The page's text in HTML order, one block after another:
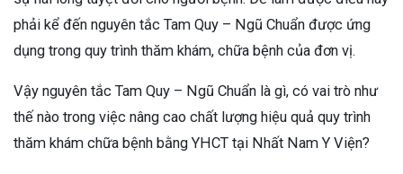
phải kể đến nguyên tắc Tam Quy – Ngũ Chuẩn được ứng
dụng trong quy trình thăm khám, chữa bệnh của đơn vị.
Vậy nguyên tắc Tam Quy – Ngũ Chuẩn là gì, có vai trò như
thế nào trong việc nâng cao chất lượng hiệu quả quy trình
thăm khám chữa bệnh bằng YHCT tại Nhất Nam Y Viện?